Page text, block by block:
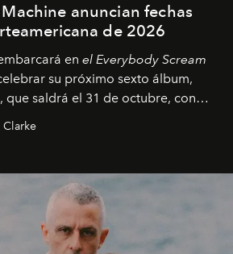
anuncian fechas
de 2026
en el Everybody Scream
su próximo sexto álbum,
, que saldrá el 31 de octubre, con